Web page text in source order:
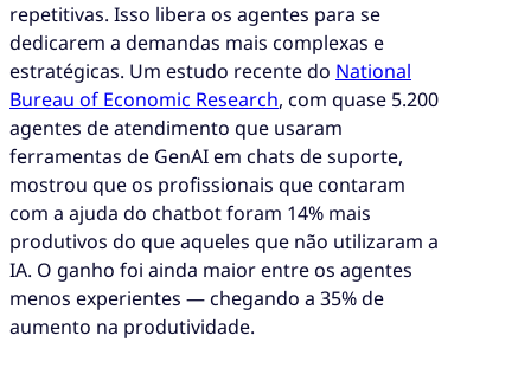
repetitivas. Isso libera os agentes para se
dedicarem a demandas mais complexas e
estratégicas. Um estudo recente do National
Bureau of Economic Research, com quase 5.200
agentes de atendimento que usaram
ferramentas de GenAI em chats de suporte,
mostrou que os profissionais que contaram
com a ajuda do chatbot foram 14% mais
produtivos do que aqueles que não utilizaram a
IA. O ganho foi ainda maior entre os agentes
menos experientes — chegando a 35% de
aumento na produtividade.